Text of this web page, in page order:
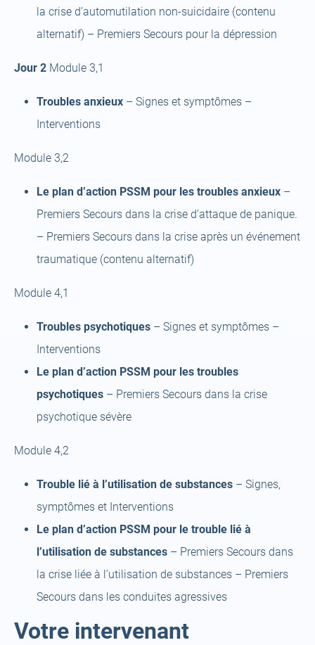
la crise d’automutilation non-suicidaire (contenu
alternatif) – Premiers Secours pour la dépression
Jour 2 Module 3,1
Troubles anxieux – Signes et symptômes –
Interventions
Module 3,2
Le plan d’action PSSM pour les troubles anxieux –
Premiers Secours dans la crise d’attaque de panique.
– Premiers Secours dans la crise après un événement
traumatique (contenu alternatif)
Module 4,1
Troubles psychotiques – Signes et symptômes –
Interventions
Le plan d’action PSSM pour les troubles
psychotiques – Premiers Secours dans la crise
psychotique sévère
Module 4,2
Trouble lié à l’utilisation de substances – Signes,
symptômes et Interventions
Le plan d’action PSSM pour le trouble lié à
l’utilisation de substances – Premiers Secours dans
la crise liée à l’utilisation de substances – Premiers
Secours dans les conduites agressives
Votre intervenant